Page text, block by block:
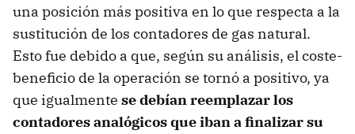
una posición más positiva en lo que respecta a la
sustitución de los contadores de gas natural.
Esto fue debido a que, según su análisis, el coste-
beneficio de la operación se tornó a positivo, ya
que igualmente se debían reemplazar los
contadores analógicos que iban a finalizar su